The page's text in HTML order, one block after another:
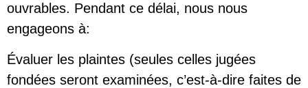
ouvrables. Pendant ce délai, nous nous
engageons à:
Évaluer les plaintes (seules celles jugées
fondées seront examinées, c’est-à-dire faites de